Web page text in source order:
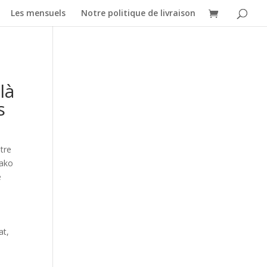
Les mensuels Notre politique de livraison